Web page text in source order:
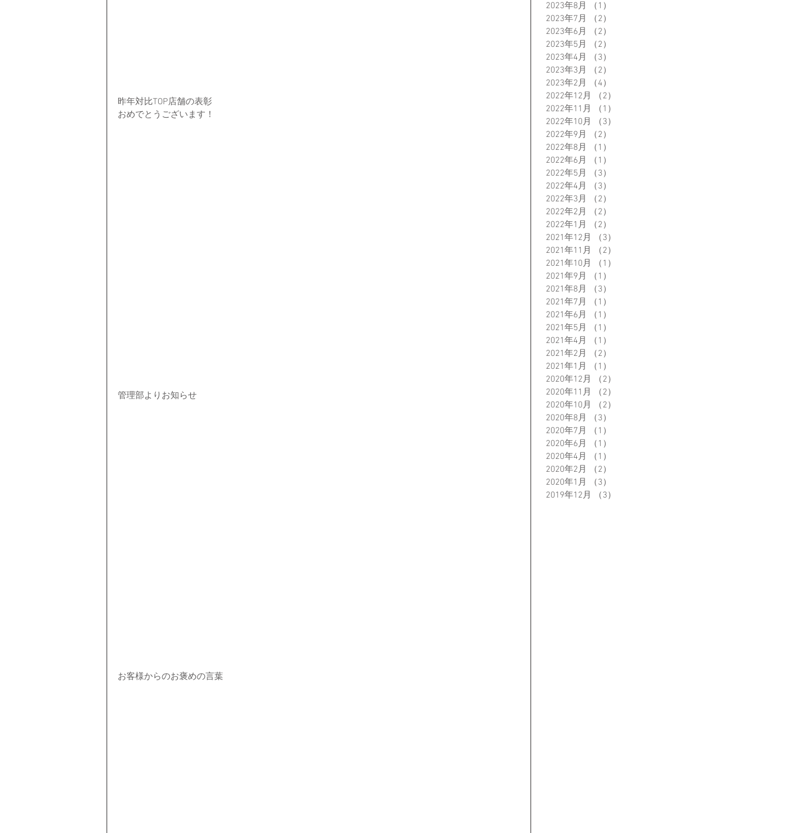
昨年対比TOP店舗の表彰
おめでとうございます！
管理部よりお知らせ
お客様からのお褒めの言葉
2023年8月
（1）
2023年7月
（2）
2023年6月
（2）
2023年5月
（2）
2023年4月
（3）
2023年3月
（2）
2023年2月
（4）
2022年12月
（2）
2022年11月
（1）
2022年10月
（3）
2022年9月
（2）
2022年8月
（1）
2022年6月
（1）
2022年5月
（3）
2022年4月
（3）
2022年3月
（2）
2022年2月
（2）
2022年1月
（2）
2021年12月
（3）
2021年11月
（2）
2021年10月
（1）
2021年9月
（1）
2021年8月
（3）
2021年7月
（1）
2021年6月
（1）
2021年5月
（1）
2021年4月
（1）
2021年2月
（2）
2021年1月
（1）
2020年12月
（2）
2020年11月
（2）
2020年10月
（2）
2020年8月
（3）
2020年7月
（1）
2020年6月
（1）
2020年4月
（1）
2020年2月
（2）
2020年1月
（3）
2019年12月
（3）